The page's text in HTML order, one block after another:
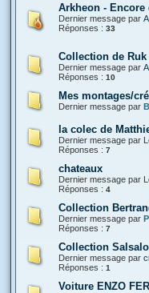
Arkheon -
Dernier message par
Réponses : 33
Collection de
Dernier message par
Réponses : 10
Mes montages/
Dernier message par
la colec de
Dernier message par
Réponses : 7
chateaux
Dernier message par
Réponses : 4
Collection
Dernier message par
Réponses : 7
Collection
Dernier message par
Réponses : 1
Voiture ENZO